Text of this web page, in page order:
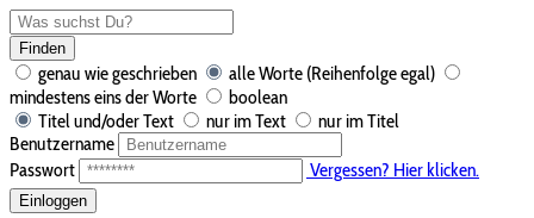
Finden
genau wie geschrieben
alle Worte (Reihenfolge egal)
mindestens eins der Worte
boolean
Titel und/oder Text
nur im Text
nur im Titel
Benutzername
Passwort
Vergessen? Hier klicken.
Einloggen